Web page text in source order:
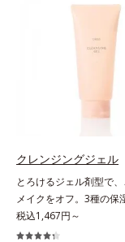
クレンジングジェル
とろけるジェル剤型で
メイクをオフ。3種の保
の濃密ジェルなので洗い
もち肌ぷるん！。メルテ
税込1,467円～